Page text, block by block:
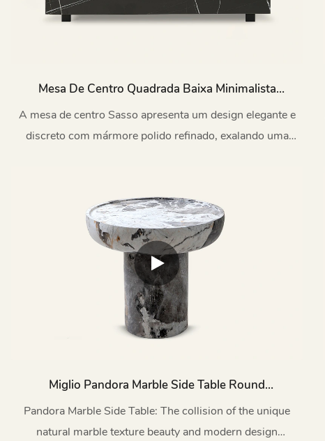
Mesa De Centro Quadrada Baixa Minimalista
Sasso Em Mármore B53
A mesa de centro Sasso apresenta um design elegante e
discreto com mármore polido refinado, exalando uma
Miglio Pandora Marble Side Table Round
TC1197
Pandora Marble Side Table: The collision of the unique
natural marble texture beauty and modern design